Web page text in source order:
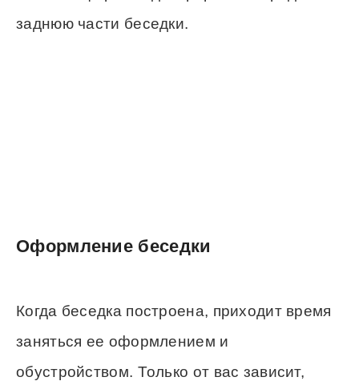
заднюю части беседки.
Оформление беседки
Когда беседка построена, приходит время
заняться ее оформлением и
обустройством. Только от вас зависит,